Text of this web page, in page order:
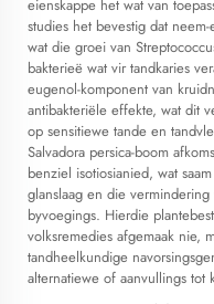
eienskappe het wat van
studies het bevestig dat
wat die groei van
bakterieë wat vir tandkaries
eugenol-komponent van
antibakteriële effekte, wat dit
op sensitiewe tande en
Salvadora persica-boom
benziel isotiosianied, wat
glanslaag en die
byvoegings. Hierdie
volksremedies afgemaak nie,
tandheelkundige
alternatiewe of aanvullings tot